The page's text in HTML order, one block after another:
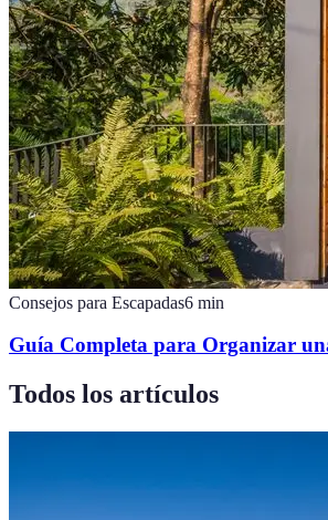
Consejos para Escapadas6 min
Guía Completa para Organizar
Todos los artículos